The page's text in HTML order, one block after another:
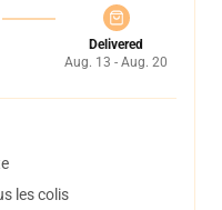
Delivered
Aug. 13 - Aug. 20
les colis